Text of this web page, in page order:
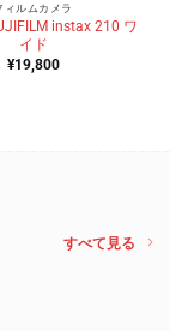
ィルムカメラ
instax 210 ワ
イド
¥19,800
すべて見る